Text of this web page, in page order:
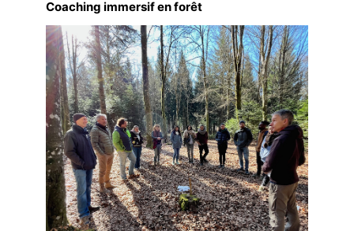
Coaching immersif en forêt